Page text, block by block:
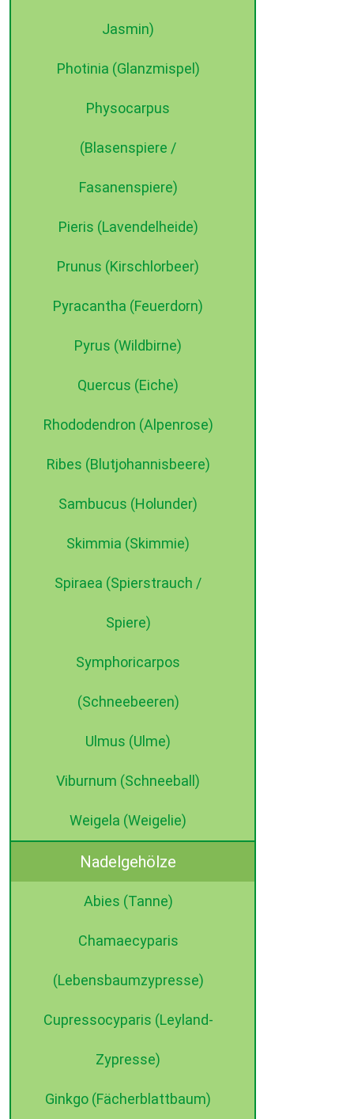
Jasmin)
Photinia (Glanzmispel)
Physocarpus
(Blasenspiere /
Fasanenspiere)
Pieris (Lavendelheide)
Prunus (Kirschlorbeer)
Pyracantha (Feuerdorn)
Pyrus (Wildbirne)
Quercus (Eiche)
Rhododendron (Alpenrose)
Ribes (Blutjohannisbeere)
Sambucus (Holunder)
Skimmia (Skimmie)
Spiraea (Spierstrauch /
Spiere)
Symphoricarpos
(Schneebeeren)
Ulmus (Ulme)
Viburnum (Schneeball)
Weigela (Weigelie)
Nadelgehölze
Abies (Tanne)
Chamaecyparis
(Lebensbaumzypresse)
Cupressocyparis (Leyland-
Zypresse)
Ginkgo (Fächerblattbaum)